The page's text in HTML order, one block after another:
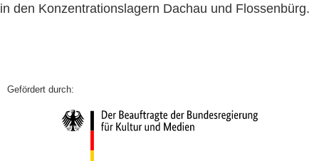
in den Konzentrationslagern Dachau und Flossenbürg.